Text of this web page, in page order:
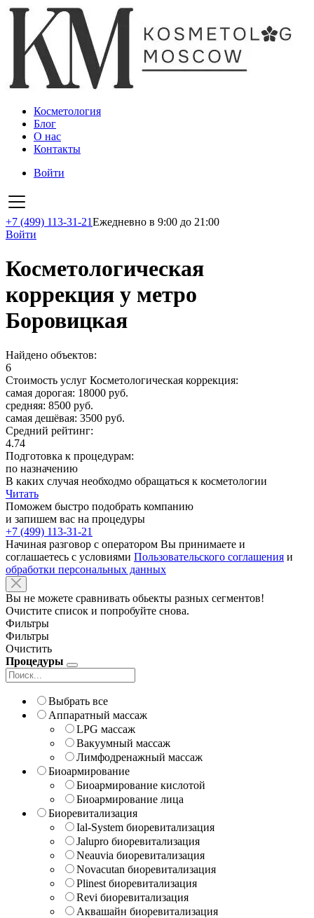
Косметология
Блог
О нас
Контакты
Войти
+7 (499) 113-31-21Ежедневно в 9:00 до 21:00
Войти
Косметологическая
коррекция у метро
Боровицкая
Найдено объектов:
6
Стоимость услуг Косметологическая коррекция:
самая дорогая: 18000 руб.
средняя: 8500 руб.
самая дешёвая: 3500 руб.
Средний рейтинг:
4.74
Подготовка к процедурам:
по назначению
В каких случая необходмо обращаться к косметологии
Читать
Поможем быстро подобрать компанию
и запишем вас на процедуры
+7 (499) 113-31-21
Начиная разговор с оператором Вы принимаете и
соглашаетесь с условиями Пользовательского соглашения и
обработки персональных данных
Вы не можете сравнивать обьекты разных сегментов!
Очистите список и попробуйте снова.
Фильтры
Фильтры
Очистить
Процедуры
Выбрать все
Аппаратный массаж
LPG массаж
Вакуумный массаж
Лимфодренажный массаж
Биоармирование
Биоармирование кислотой
Биоармирование лица
Биоревитализация
Ial-System биоревитализация
Jalupro биоревитализация
Neauvia биоревитализация
Novacutan биоревитализация
Plinest биоревитализация
Revi биоревитализация
Аквашайн биоревитализация